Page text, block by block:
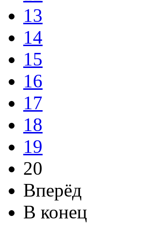
13
14
15
16
17
18
19
20
Вперёд
В конец